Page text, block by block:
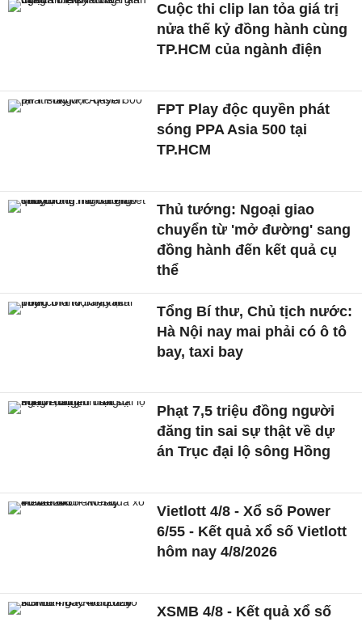
Cuộc thi clip lan tỏa giá trị
nửa thế kỷ đồng hành cùng
TP.HCM của ngành điện
FPT Play độc quyền phát
sóng PPA Asia 500 tại
TP.HCM
Thủ tướng: Ngoại giao
chuyển từ 'mở đường' sang
đồng hành đến kết quả cụ
thể
Tổng Bí thư, Chủ tịch nước:
Hà Nội nay mai phải có ô tô
bay, taxi bay
Phạt 7,5 triệu đồng người
đăng tin sai sự thật về dự
án Trục đại lộ sông Hồng
Vietlott 4/8 - Xổ số Power
6/55 - Kết quả xổ số Vietlott
hôm nay 4/8/2026
XSMB 4/8 - Kết quả xổ số